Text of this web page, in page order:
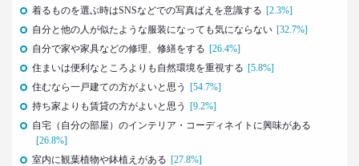
Z世代とシニア、上司と部下の板挟みで、40代おじ
さんは右往左往？
–日経クロストレンド 連載⑫–
生活総研 上席研究員/コピーライター
前沢 裕文
2021.07.06
40代おじさんはキス派？ラブレター派？ 二択から
見える意識
–日経クロストレンド 連載⑪–
着るものを選ぶ時はSNSなどでの写真ばえを意識する [2.3%]
自分と他の人が似たような服装になっても気にならない [32.7%]
自分で家や家具などの修理、修繕をする [26.4%]
住まいは便利なところよりも自然環境を重視する [5.8%]
住むなら一戸建ての方がよいと思う
[54.7%]
持ち家よりも賃貸の方がよいと思う
[9.2%]
自宅（自分の部屋）のインテリア・コーディネイトに興味がある
[26.8%]
室内に観葉植物や鉢植えがある [27.8%]